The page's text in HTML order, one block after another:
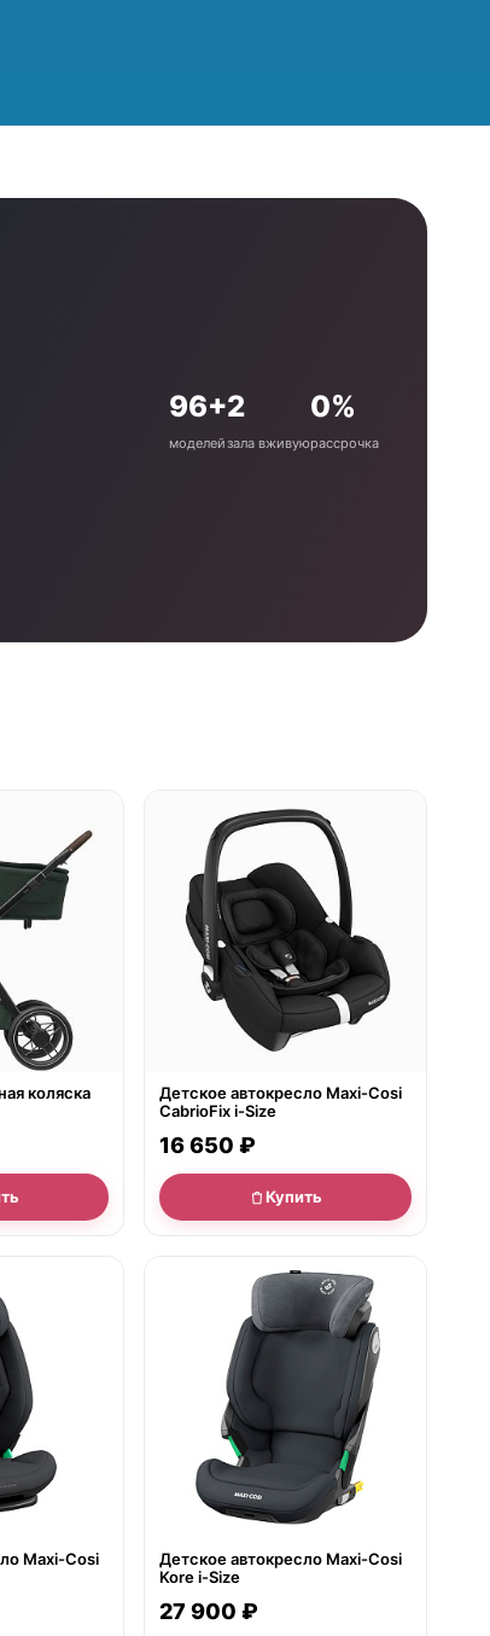
96+
моделей
2
зала вживую
0%
рассрочка
коляска
● в наличии
Детское автокресло Maxi-Cosi
CabrioFix i-Size
16 650 ₽
Купить
Maxi-Cosi
Детское автокресло Maxi-Cosi
Kore i-Size
27 900 ₽